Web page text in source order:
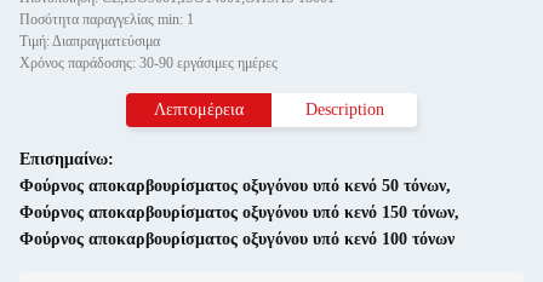
Ποσότητα παραγγελίας min: 1
Τιμή: Διαπραγματεύσιμα
Χρόνος παράδοσης: 30-90 εργάσιμες ημέρες
Λεπτομέρεια Description
Επισημαίνω:
Φούρνος αποκαρβουρίσματος οξυγόνου υπό κενό 50 τόνων,
Φούρνος αποκαρβουρίσματος οξυγόνου υπό κενό 150 τόνων,
Φούρνος αποκαρβουρίσματος οξυγόνου υπό κενό 100 τόνων